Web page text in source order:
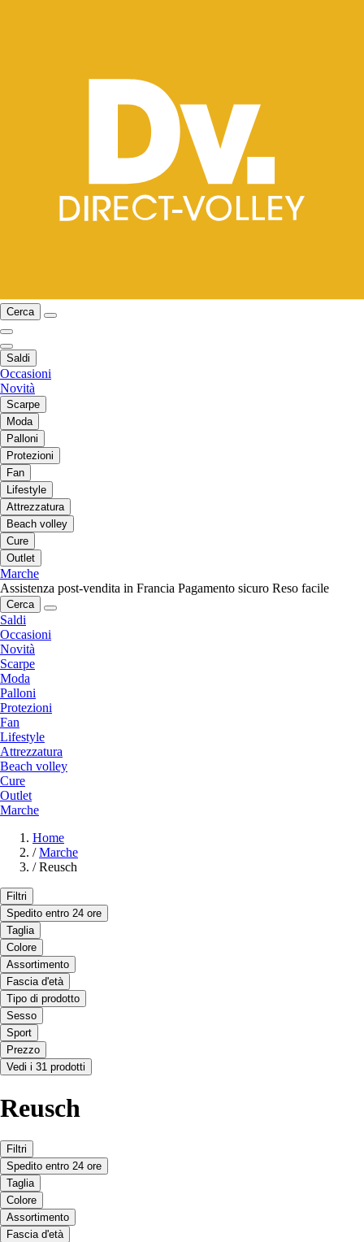
Cerca
Saldi
Occasioni
Novità
Scarpe
Moda
Palloni
Protezioni
Fan
Lifestyle
Attrezzatura
Beach volley
Cure
Outlet
Marche
Assistenza post-vendita in Francia Pagamento sicuro Reso facile
Cerca
Saldi
Occasioni
Novità
Scarpe
Moda
Palloni
Protezioni
Fan
Lifestyle
Attrezzatura
Beach volley
Cure
Outlet
Marche
Home
/ Marche
/ Reusch
Filtri
Spedito entro 24 ore
Taglia
Colore
Assortimento
Fascia d'età
Tipo di prodotto
Sesso
Sport
Prezzo
Vedi i 31 prodotti
Reusch
Filtri
Spedito entro 24 ore
Taglia
Colore
Assortimento
Fascia d'età